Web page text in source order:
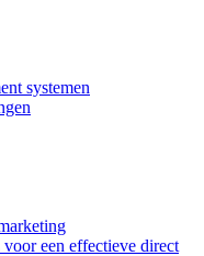
systemen
een effectieve direct